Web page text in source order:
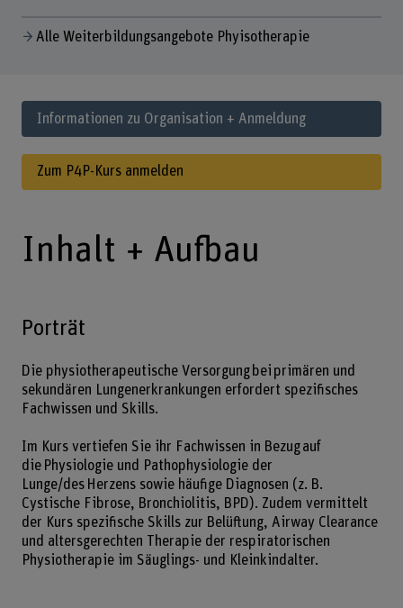
Alle Weiterbildungsangebote Phyisotherapie
Informationen zu Organisation + Anmeldung
Zum P4P-Kurs anmelden
Inhalt + Aufbau
Porträt
Die physiotherapeutische Versorgung bei primären und
sekundären Lungenerkrankungen erfordert spezifisches
Fachwissen und Skills.
Im Kurs vertiefen Sie ihr Fachwissen in Bezug auf
die Physiologie und Pathophysiologie der
Lunge/des Herzens sowie häufige Diagnosen (z. B.
Cystische Fibrose, Bronchiolitis, BPD). Zudem vermittelt
der Kurs spezifische Skills zur Belüftung, Airway Clearance
und altersgerechten Therapie der respiratorischen
Physiotherapie im Säuglings- und Kleinkindalter.